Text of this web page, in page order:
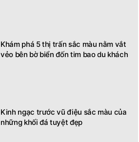
Khám phá 5 thị trấn sắc màu nằm vắt
vẻo bên bờ biển đốn tim bao du khách
Kinh ngạc trước vũ điệu sắc màu của
những khối đá tuyệt đẹp